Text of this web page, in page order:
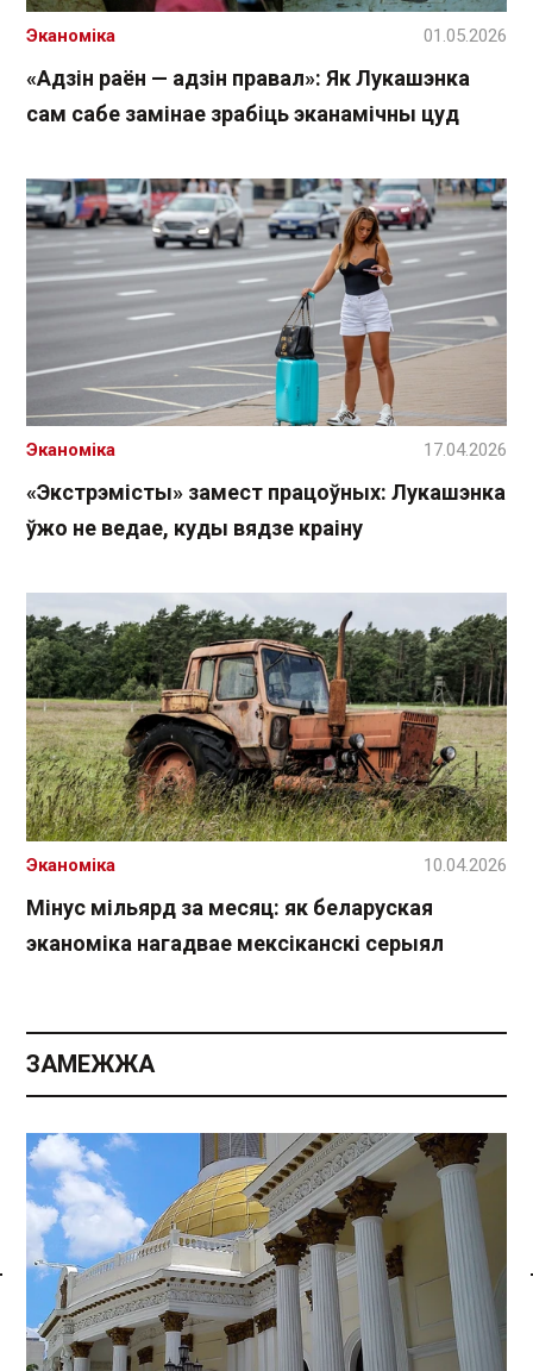
Спасылка без VPN
«Адзін раён — адзін правал»: Як Лукашэнка
сам сабе замінае зрабіць эканамічны цуд
Эканоміка 01.05.2026
«Экстрэмісты» замест працоўных: Лукашэнка
ўжо не ведае, куды вядзе краіну
Эканоміка 17.04.2026
Мінус мільярд за месяц: як беларуская
эканоміка нагадвае мексіканскі серыял
Эканоміка 10.04.2026
ЗАМЕЖЖА